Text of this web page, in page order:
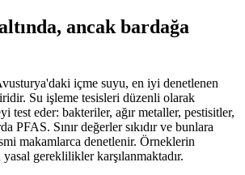
ancak bardağa
içme suyu, en iyi denetlenen
Su işleme tesisleri düzenli olarak
test eder: bakteriler, ağır metaller, pestisitler,
PFAS. Sınır değerler sıkıdır ve bunlara
makamlarca denetlenir. Örneklerin
gereklilikler karşılanmaktadır.